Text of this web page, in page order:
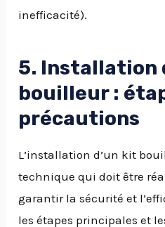
inefficacité).
5. Installation
bouilleur :
précautions
L’installation d’un kit
technique qui doit être
garantir la sécurité et
les étapes principales et